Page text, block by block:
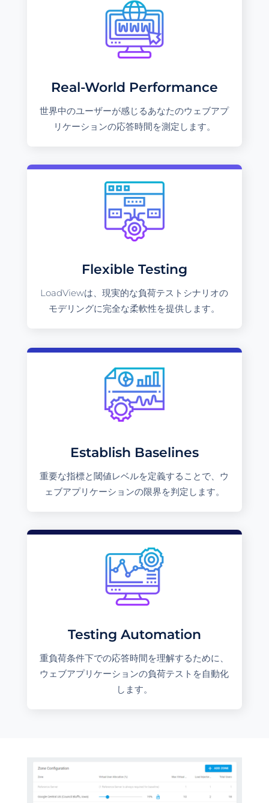
Real-World Performance
世界中のユーザーが感じるあなたのウェブアプ
リケーションの応答時間を測定します。
Flexible Testing
LoadViewは、現実的な負荷テストシナリオの
モデリングに完全な柔軟性を提供します。
Establish Baselines
重要な指標と閾値レベルを定義することで、ウ
ェブアプリケーションの限界を判定します。
Testing Automation
重負荷条件下での応答時間を理解するために、
ウェブアプリケーションの負荷テストを自動化
します。